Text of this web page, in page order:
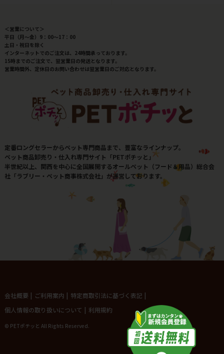
＜営業について＞
平日（月～金）9：00～17：00
土日・祝日を除く
インターネットでのご注文は、24時間承っております。
15時までのご注文で、翌営業日の発送となります。
営業時間外、定休日のお問い合わせは翌営業日のご対応となります。
定番ロングセラーからペット専門商品まで、豊富なラインナップ。
ペット商品卸売り・仕入れ専門サイト「PETポチッと」
半世紀以上、関西を中心に全国展開するオールペット（フード＆用品）総合会
社「ラブリー・ペット商事株式会社」が運営しております。
会社概要 | ご利用案内 | 特定商取引法に基づく表記 |
個人情報の取り扱いについて | 利用規約
© PETポチッと All Rights Reserved.